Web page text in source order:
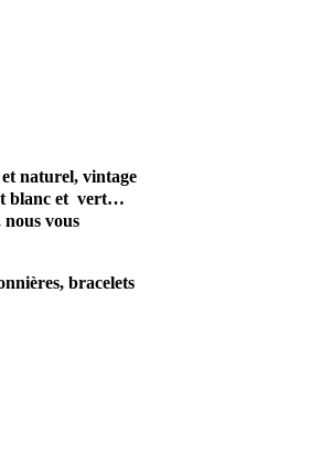
naturel, vintage
blanc et vert…
vous
bracelets